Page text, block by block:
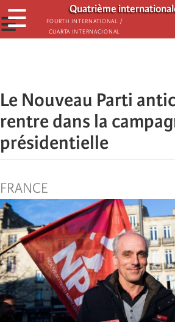
Passar
para
o
Quatrième
Fourth International /
Cuarta Internacional
☰
☰
Le Nouveau Parti
rentre dans la
présidentielle
FRANCE